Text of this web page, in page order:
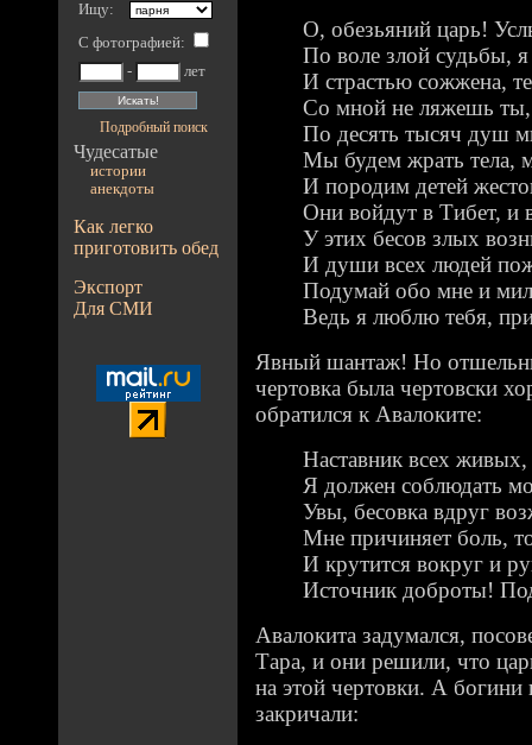
Ищу:
С фотографией:
-
лет
Подробный поиск
Чудесатые
истории
анекдоты
Как легко
приготовить обед
Экспорт
Для СМИ
О, обезьяний царь!
По воле злой судьбы,
И страстью сожжена,
Со мной не ляжешь
По десять тысяч душ
Мы будем жрать тела,
И породим детей
Они войдут в Тибет, и
У этих бесов злых
И души всех людей
Подумай обо мне и
Ведь я люблю тебя,
Явный шантаж! Но
чертовка была чертовски
обратился к Авалоките:
Наставник всех живых,
Я должен соблюдать
Увы, бесовка вдруг
Мне причиняет боль,
И крутится вокруг и
Источник доброты!
Авалокита задумался,
Тара, и они решили, что
на этой чертовки. А
закричали: